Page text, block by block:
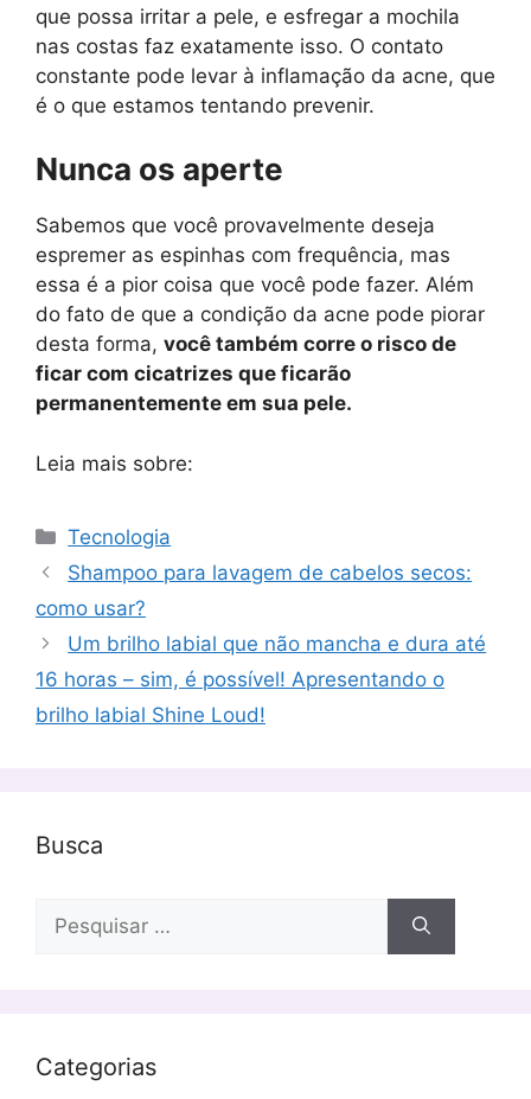
que possa irritar a pele, e esfregar a mochila
nas costas faz exatamente isso. O contato
constante pode levar à inflamação da acne, que
é o que estamos tentando prevenir.
Nunca os aperte
Sabemos que você provavelmente deseja
espremer as espinhas com frequência, mas
essa é a pior coisa que você pode fazer. Além
do fato de que a condição da acne pode piorar
desta forma, você também corre o risco de
ficar com cicatrizes que ficarão
permanentemente em sua pele.
Leia mais sobre:
Categorias
Tecnologia
Shampoo para lavagem de cabelos secos:
como usar?
Um brilho labial que não mancha e dura até
16 horas – sim, é possível! Apresentando o
brilho labial Shine Loud!
Busca
por:
Categorias